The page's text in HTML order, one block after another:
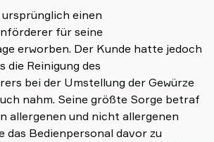
einen
für seine
erworben. Der Kunde hatte jedoch
die Reinigung des
bei der Umstellung der Gewürze
nahm. Seine größte Sorge betraf
allergenen und nicht allergenen
das Bedienpersonal davor zu